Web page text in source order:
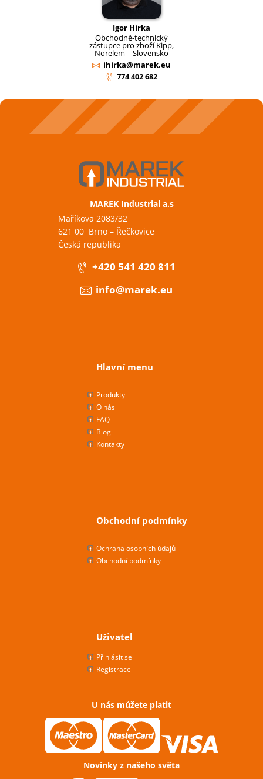
Igor Hirka
Obchodně-technický
zástupce pro zboží Kipp,
Norelem – Slovensko
ihirka@marek.eu
774 402 682
MAREK Industrial a.s
Maříkova 2083/32
621 00 Brno – Řečkovice
Česká republika
+420 541 420 811
info@marek.eu
Hlavní menu
Produkty
O nás
FAQ
Blog
Kontakty
Obchodní podmínky
Ochrana osobních údajů
Obchodní podmínky
Uživatel
Přihlásit se
Registrace
U nás můžete platit
Novinky z našeho světa